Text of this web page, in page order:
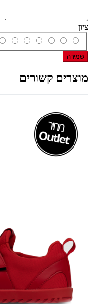
ציון
שמירה
מוצרים קשורים